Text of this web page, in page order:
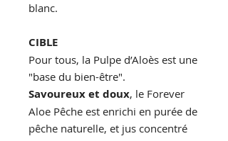
blanc.
CIBLE
Pour tous, la Pulpe d’Aloès est une
"base du bien-être".
Savoureux et doux, le Forever
Aloe Pêche est enrichi en purée de
pêche naturelle, et jus concentré